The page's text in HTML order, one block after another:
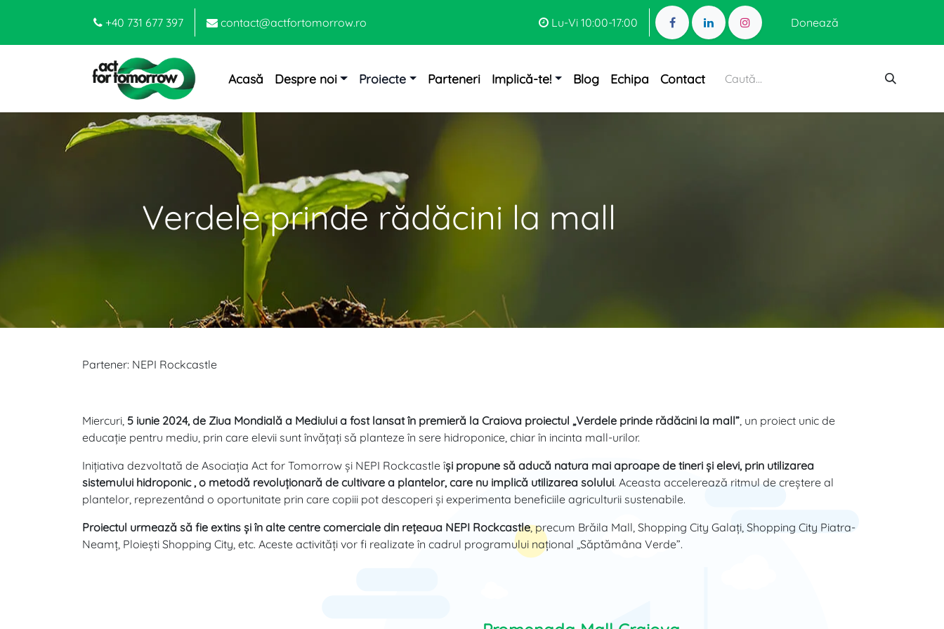
+40 731 677 397 contact@actfortomorrow.ro Lu-Vi 10:00-17:00 Donează
Acasă Despre noi Proiecte Parteneri Implică-te! Blog Echipa Contact
Verdele prinde rădăcini la mall
Partener: NEPI Rockcastle
Miercuri, 5 iunie 2024, de Ziua Mondială a Mediului a fost lansat în premieră la Craiova proiectul „Verdele prinde rădăcini la mall”, un proiect unic de
educație pentru mediu, prin care elevii sunt învățați să planteze în sere hidroponice, chiar în incinta mall-urilor.
Inițiativa dezvoltată de Asociația Act for Tomorrow și NEPI Rockcastle își propune să aducă natura mai aproape de tineri și elevi, prin utilizarea
sistemului hidroponic , o metodă revoluționară de cultivare a plantelor, care nu implică utilizarea solului. Aceasta accelerează ritmul de creștere al
plantelor, reprezentând o oportunitate prin care copiii pot descoperi și experimenta beneficiile agriculturii sustenabile.
Proiectul urmează să fie extins și în alte centre comerciale din rețeaua NEPI Rockcastle, precum Brăila Mall, Shopping City Galați, Shopping City Piatra-
Neamț, Ploiești Shopping City, etc. Aceste activități vor fi realizate în cadrul programului național „Săptămâna Verde”.